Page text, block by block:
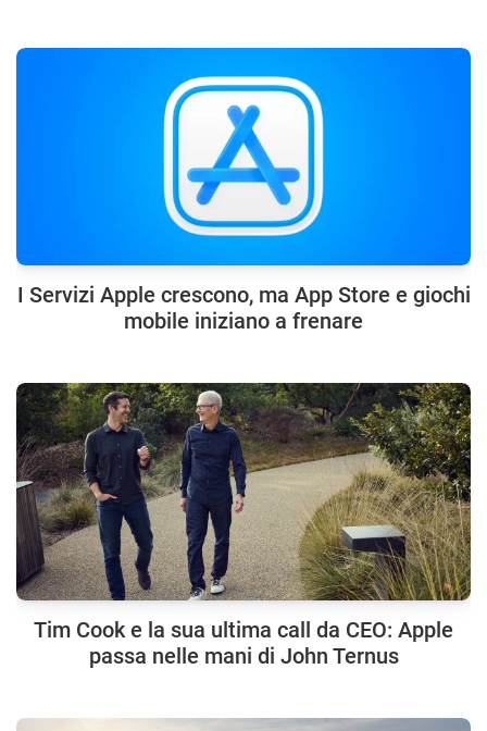
I Servizi Apple crescono, ma App Store e giochi
mobile iniziano a frenare
Tim Cook e la sua ultima call da CEO: Apple
passa nelle mani di John Ternus